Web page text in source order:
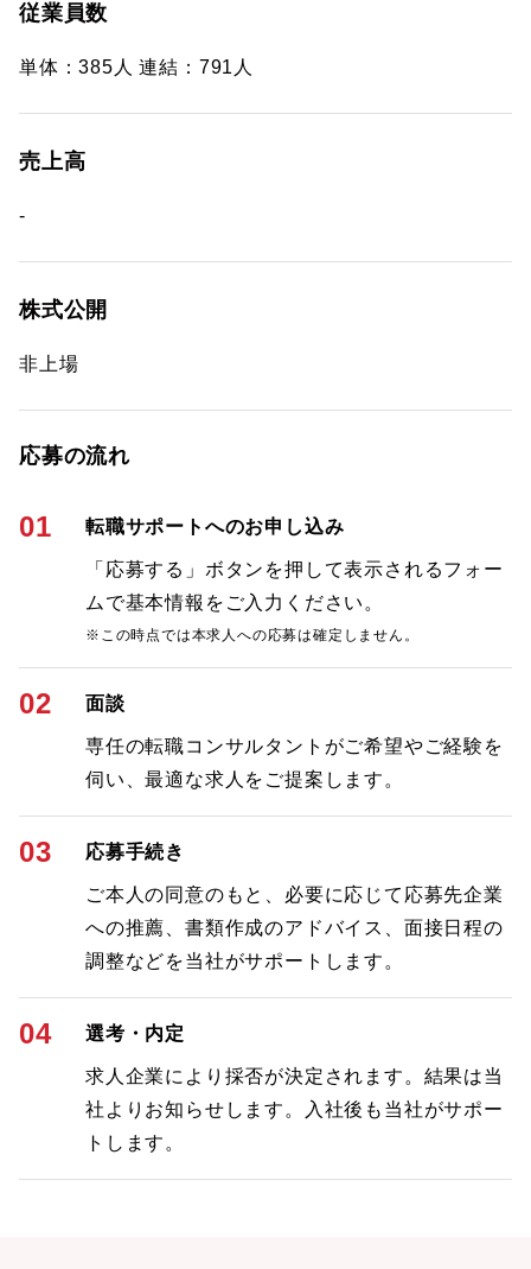
従業員数
単体：385人 連結：791人
売上高
-
株式公開
非上場
応募の流れ
01 転職サポートへのお申し込み
「応募する」ボタンを押して表示されるフォー
ムで基本情報をご入力ください。
※この時点では本求人への応募は確定しません。
02 面談
専任の転職コンサルタントがご希望やご経験を
伺い、最適な求人をご提案します。
03 応募手続き
ご本人の同意のもと、必要に応じて応募先企業
への推薦、書類作成のアドバイス、面接日程の
調整などを当社がサポートします。
04 選考・内定
求人企業により採否が決定されます。結果は当
社よりお知らせします。入社後も当社がサポー
トします。